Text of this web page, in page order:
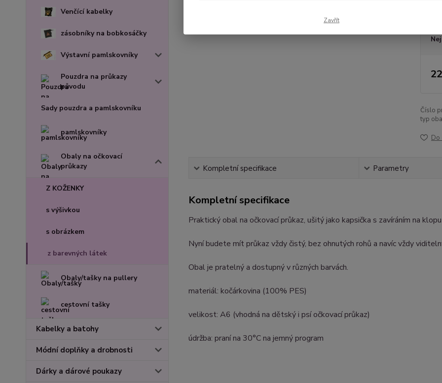
Venčící kabelky
zásobníky na bobkosáčky
Výstavní pamlskovníky
Pouzdra na průkazy
původu
Sady pouzdra a pamlskovníku
pamlskovníky
Obaly na očkovací
průkazy
Z KOŽENKY
s výšivkou
s obrázkem
z barevných látek
Obaly/tašky na pullery
cestovní tašky
Kabelky a batohy
Módní doplňky a drobnosti
Dárky a dárové poukazy
Číslo
typ
Do
Kompletní specifikace Parametry
Kompletní specifikace
Praktický obal na očkovací průkaz, ušitý jako kapsička s zavíráním na
Nyní budete mít průkaz vždy čistý, bez ohnutých rohů a navíc vždy
Obal je pratelný a dostupný v různých barvách.
materiál: kočárkovina (100% PES)
velikost: A6 (vhodná na dětský i psí očkovací průkaz)
údržba: praní na 30°C na jemný program
Zavřít